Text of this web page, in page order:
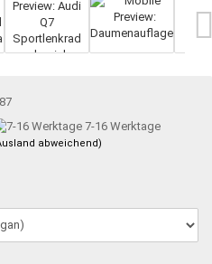
7-16 Werktage
abweichend)